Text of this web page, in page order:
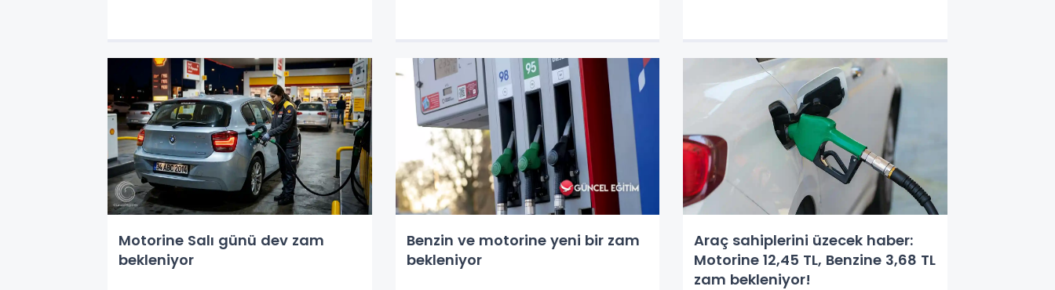
Motorine Salı günü dev zam
bekleniyor
Benzin ve motorine yeni bir zam
bekleniyor
Araç sahiplerini üzecek haber:
Motorine 12,45 TL, Benzine 3,68 TL
zam bekleniyor!